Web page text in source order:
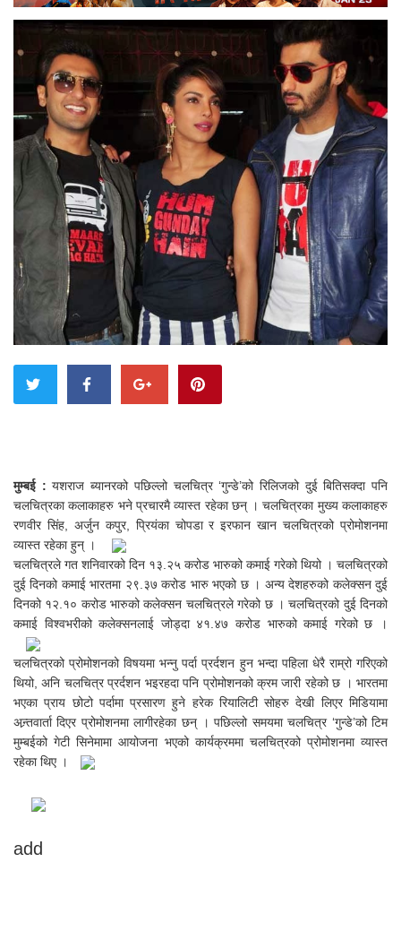
मुम्बई : यशराज ब्यानरको पछिल्लो चलचित्र ‘गुन्डे’को रिलिजको दुई बितिसक्दा पनि
चलचित्रका कलाकाहरु भने प्रचारमै व्यास्त रहेका छन् । चलचित्रका मुख्य कलाकाहरु
रणवीर सिंह, अर्जुन कपुर, प्रियंका चोपडा र इरफान खान चलचित्रको प्रोमोशनमा
व्यास्त रहेका हुन् ।
चलचित्रले गत शनिवारको दिन १३.२५ करोड भारुको कमाई गरेको थियो । चलचित्रको
दुई दिनको कमाई भारतमा २९.३७ करोड भारु भएको छ । अन्य देशहरुको कलेक्सन दुई
दिनको १२.१० करोड भारुको कलेक्सन चलचित्रले गरेको छ । चलचित्रको दुई दिनको
कमाई विश्वभरीको कलेक्सनलाई जोड्दा ४१.४७ करोड भारुको कमाई गरेको छ ।
चलचित्रको प्रोमोशनको विषयमा भन्नु पर्दा प्रर्दशन हुन भन्दा पहिला धेरै राम्रो गरिएको
थियो, अनि चलचित्र प्रर्दशन भइरहदा पनि प्रोमोशनको क्रम जारी रहेको छ । भारतमा
भएका प्राय छोटो पर्दामा प्रसारण हुने हरेक रियालिटी सोहरु देखी लिएर मिडियामा
अन्र्तवार्ता दिएर प्रोमोशनमा लागीरहेका छन् । पछिल्लो समयमा चलचित्र ‘गुन्डे’को टिम
मुम्बईको गेटी सिनेमामा आयोजना भएको कार्यक्रममा चलचित्रको प्रोमोशनमा व्यास्त
रहेका थिए ।
add